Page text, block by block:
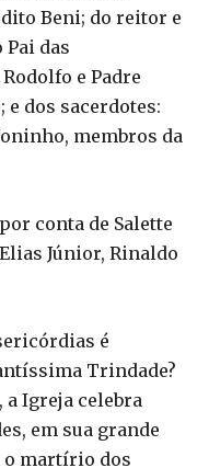
Beni; do reitor e
das
e Padre
e dos sacerdotes:
membros da
conta de Salette
Júnior, Rinaldo
é
Trindade?
Igreja celebra
em sua grande
o martírio dos